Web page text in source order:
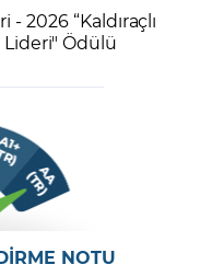
- 2026 “Kaldıraçlı
Ödülü
NOTU